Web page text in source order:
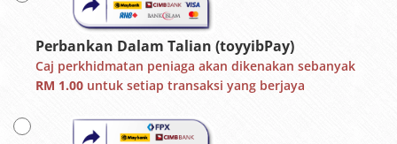
Perbankan Dalam Talian (toyyibPay)
Caj perkhidmatan peniaga akan dikenakan sebanyak
RM 1.00 untuk setiap transaksi yang berjaya